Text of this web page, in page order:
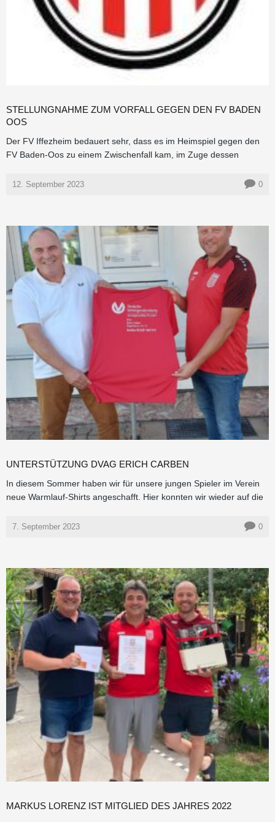
STELLUNGNAHME ZUM VORFALL GEGEN DEN FV BADEN
OOS
Der FV Iffezheim bedauert sehr, dass es im Heimspiel gegen den
FV Baden-Oos zu einem Zwischenfall kam, im Zuge dessen
12. September 2023 0
UNTERSTÜTZUNG DVAG ERICH CARBEN
In diesem Sommer haben wir für unsere jungen Spieler im Verein
neue Warmlauf-Shirts angeschafft. Hier konnten wir wieder auf die
7. September 2023 0
MARKUS LORENZ IST MITGLIED DES JAHRES 2022